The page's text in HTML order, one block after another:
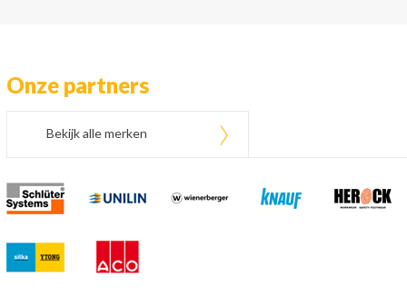
Onze partners
Bekijk alle merken